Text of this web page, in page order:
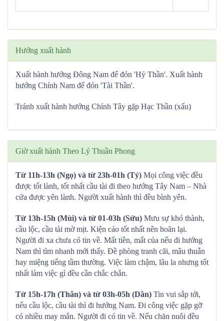
Hướng xuất hành
Xuất hành hướng Đông Nam để đón 'Hỷ Thần'. Xuất hành
hướng Chính Nam để đón 'Tài Thần'.
Tránh xuất hành hướng Chính Tây gặp Hạc Thần (xấu)
Giờ xuất hành Theo Lý Thuần Phong
Từ 11h-13h (Ngọ) và từ 23h-01h (Tý) Mọi công việc đều
được tốt lành, tốt nhất cầu tài đi theo hướng Tây Nam – Nhà
cửa được yên lành. Người xuất hành thì đều bình yên.
Từ 13h-15h (Mùi) và từ 01-03h (Sửu) Mưu sự khó thành,
cầu lộc, cầu tài mờ mịt. Kiện cáo tốt nhất nên hoãn lại.
Người đi xa chưa có tin về. Mất tiền, mất của nếu đi hướng
Nam thì tìm nhanh mới thấy. Đề phòng tranh cãi, mâu thuẫn
hay miệng tiếng tầm thường. Việc làm chậm, lâu la nhưng tốt
nhất làm việc gì đều cần chắc chắn.
Từ 15h-17h (Thân) và từ 03h-05h (Dần) Tin vui sắp tới,
nếu cầu lộc, cầu tài thì đi hướng Nam. Đi công việc gặp gỡ
có nhiều may mắn. Người đi có tin về. Nếu chăn nuôi đều